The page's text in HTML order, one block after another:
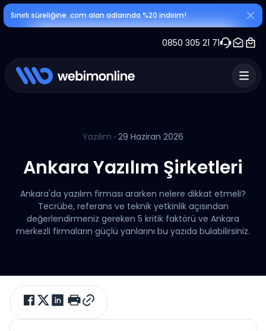
Sınırlı süreliğine .com alan adlarında %20 indirim!
0850 305 21 71
Yazılım · 29 Haziran 2026
Ankara Yazılım Şirketleri
Ankara'da yazılım firması ararken nelere dikkat etmeli?
Tecrübe, referans ve teknik yetkinlik açısından
değerlendirmeniz gereken 5 kritik faktörü ve Ankara
merkezli firmaların güçlü yanlarını bu yazıda bulabilirsiniz.